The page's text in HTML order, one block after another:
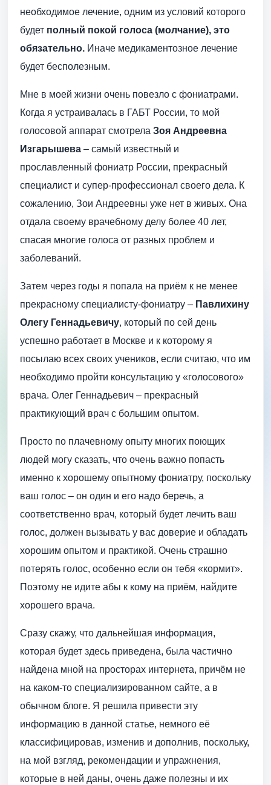
необходимое лечение, одним из условий которого
будет полный покой голоса (молчание), это
обязательно. Иначе медикаментозное лечение
будет бесполезным.
Мне в моей жизни очень повезло с фониатрами.
Когда я устраивалась в ГАБТ России, то мой
голосовой аппарат смотрела Зоя Андреевна
Изгарышева – самый известный и
прославленный фониатр России, прекрасный
специалист и супер-профессионал своего дела. К
сожалению, Зои Андреевны уже нет в живых. Она
отдала своему врачебному делу более 40 лет,
спасая многие голоса от разных проблем и
заболеваний.
Затем через годы я попала на приём к не менее
прекрасному специалисту-фониатру – Павлихину
Олегу Геннадьевичу, который по сей день
успешно работает в Москве и к которому я
посылаю всех своих учеников, если считаю, что им
необходимо пройти консультацию у «голосового»
врача. Олег Геннадьевич – прекрасный
практикующий врач с большим опытом.
Просто по плачевному опыту многих поющих
людей могу сказать, что очень важно попасть
именно к хорошему опытному фониатру, поскольку
ваш голос – он один и его надо беречь, а
соответственно врач, который будет лечить ваш
голос, должен вызывать у вас доверие и обладать
хорошим опытом и практикой. Очень страшно
потерять голос, особенно если он тебя «кормит».
Поэтому не идите абы к кому на приём, найдите
хорошего врача.
Сразу скажу, что дальнейшая информация,
которая будет здесь приведена, была частично
найдена мной на просторах интернета, причём не
на каком-то специализированном сайте, а в
обычном блоге. Я решила привести эту
информацию в данной статье, немного её
классифицировав, изменив и дополнив, поскольку,
на мой взгляд, рекомендации и упражнения,
которые в ней даны, очень даже полезны и их